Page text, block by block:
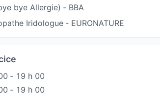
d'accompagnement complète et
naturels d’autoguérison du corps. Les
bye Allergie) ‐ BBA
Iridologue ‐ EURONATURE
‐ 19 h 00
‐ 19 h 00